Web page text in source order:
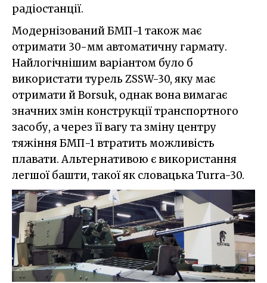
радіостанції.
Модернізований БМП-1 також має
отримати 30-мм автоматичну гармату.
Найлогічнішим варіантом було б
використати турель ZSSW-30, яку має
отримати й Borsuk, однак вона вимагає
значних змін конструкції транспортного
засобу, а через її вагу та зміну центру
тяжіння БМП-1 втратить можливість
плавати. Альтернативою є використання
легшої башти, такої як словацька Turra-30.